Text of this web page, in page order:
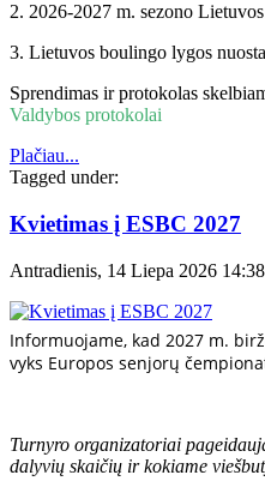
2. 2026-2027 m. sezono
3. Lietuvos boulingo lygos
Sprendimas ir protokolas
Valdybos protokolai
Plačiau...
Tagged under:
Kvietimas į ESBC 2027
Antradienis, 14 Liepa 2026 14:38
Informuojame, kad 2027 m.
vyks Europos senjorų
Turnyro organizatoriai
dalyvių skaičių ir kokiame